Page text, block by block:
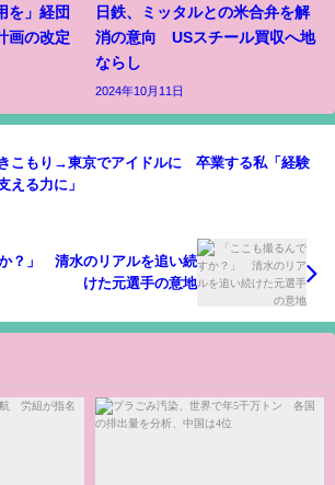
を」経団
画の改定
日鉄、ミッタルとの米合弁を解
消の意向 USスチール買収へ地
ならし
2024年10月11日
こもり→東京でアイドルに 卒業する私「経験
える力に」
か？」 清水のリアルを追い続
けた元選手の意地